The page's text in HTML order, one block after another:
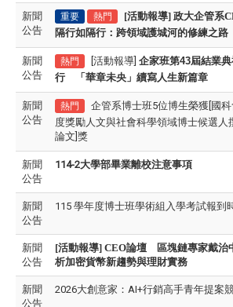
新聞
公告
重要 熱門
[活動報導] 政大企管系
隔行如隔行：跨領域護城河的修練之路
新聞
公告
熱門 [活動報導]企家班第43屆結業
行 「華章未央」續寫人生新篇章
新聞
公告
熱門
企管系博士班5位博生榮獲[國
度獎勵人文與社會科學領域博士候選人
論文]獎
新聞
公告
114-2大學部畢業離校注意事項
新聞
公告
115 學年度博士班學術組入學考試報到
新聞
公告
[活動報導] CEO論壇 區塊鏈專家戴治
析加密貨幣新趨勢與理財實務
新聞
公告
2026大創意家：AI+行銷高手青年提案